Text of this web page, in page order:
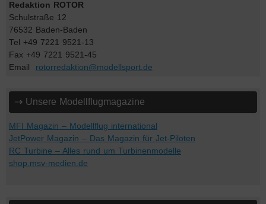
Redaktion ROTOR
Schulstraße 12
76532 Baden-Baden
Tel +49 7221 9521-13
Fax +49 7221 9521-45
Email rotorredaktion@modellsport.de
⇢ Unsere Modellflugmagazine
MFI Magazin – Modellflug international
JetPower Magazin – Das Magazin für Jet-Piloten
RC Turbine – Alles rund um Turbinenmodelle
shop.msv-medien.de